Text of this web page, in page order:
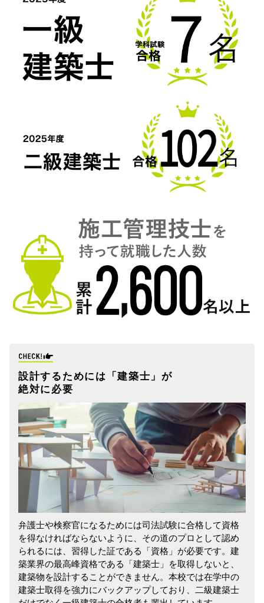
設計するためには「建築士」が
絶対に必要
弁護士や検察官になるためには司法試験に合格して資格
を得なければならないように、その道のプロとして認め
られるには、習得した証である「資格」が必要です。建
築業界の最高峰資格である「建築士」を取得しないと、
建築物を設計することができません。本校では在学中の
建築士取得を強力にバックアップしており、二級建築士